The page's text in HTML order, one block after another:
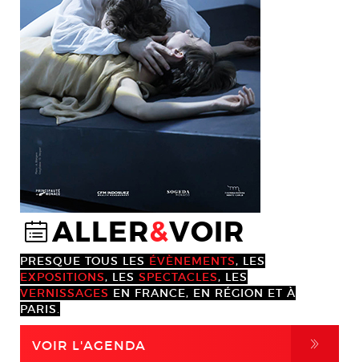
@ALLER&VOIR
PRESQUE TOUS LES ÉVÈNEMENTS, LES
EXPOSITIONS, LES SPECTACLES, LES
VERNISSAGES EN FRANCE, EN RÉGION ET À
PARIS.
VOIR L'AGENDA ,